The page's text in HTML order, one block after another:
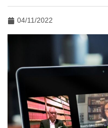
04/11/2022